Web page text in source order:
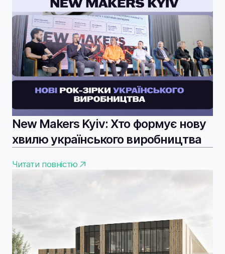
New Makers Kyiv: Хто формує нову
хвилю українського виробництва
Читати повністю